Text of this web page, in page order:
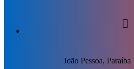
João Pessoa, Paraíba